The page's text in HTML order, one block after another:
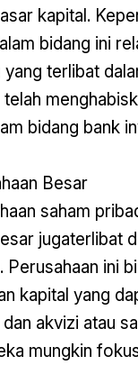
kapital.
bidang ini
terlibat
bidang bank
Besar
saham
jugaterlibat
Perusahaan ini
kapital yang
akvizi atau
mungkin